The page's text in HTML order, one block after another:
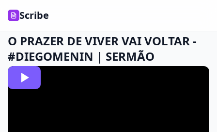
Scribe
O PRAZER DE VIVER VAI VOLTAR -
#DIEGOMENIN | SERMÃO